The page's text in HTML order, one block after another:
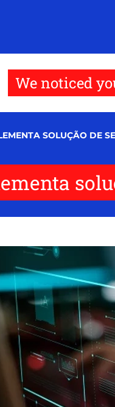
We noticed
SOLUÇÃO DE